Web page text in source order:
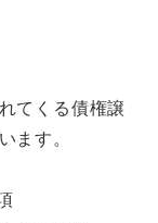
てくる債権譲
ます。